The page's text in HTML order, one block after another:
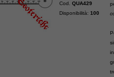
Cod.QUA429
Disponibilità:100